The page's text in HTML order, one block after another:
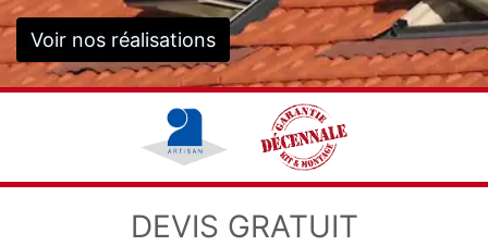
Voir nos réalisations
DEVIS GRATUIT